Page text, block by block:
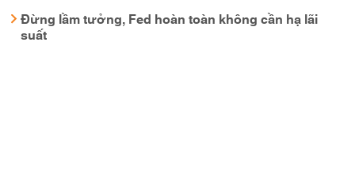
Đừng lầm tưởng, Fed hoàn toàn không cần hạ lãi
suất